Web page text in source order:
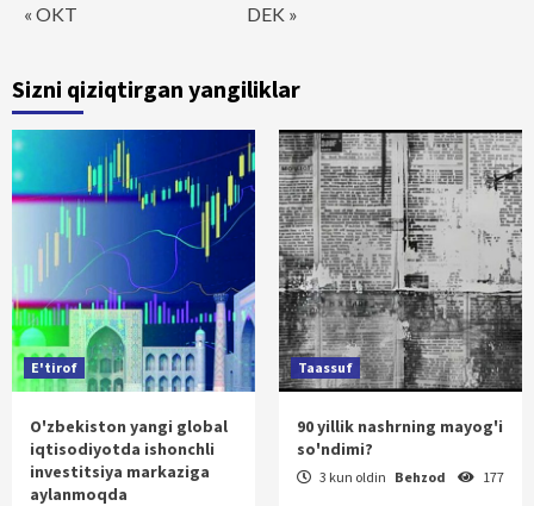
« OKT DEK »
Sizni qiziqtirgan yangiliklar
E'tirof
O'zbekiston yangi global
iqtisodiyotda ishonchli
investitsiya markaziga
aylanmoqda
Taassuf
90 yillik nashrning mayog'i
so'ndimi?
3 kun oldin Behzod 177